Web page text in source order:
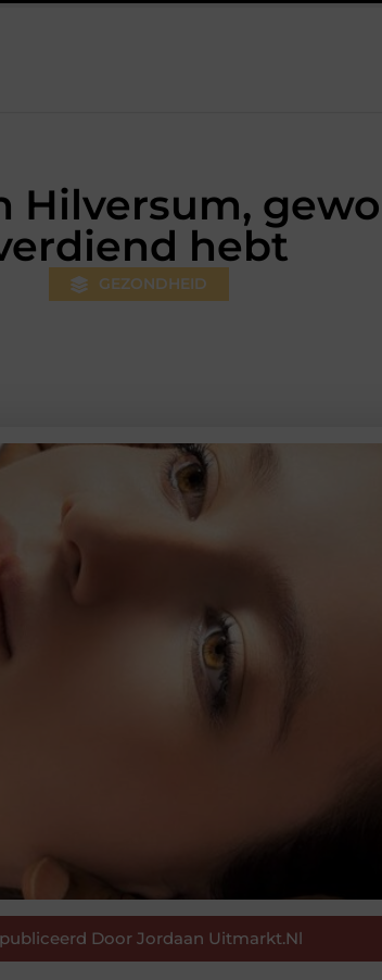
hulp bij pijn en bewegingsklachten
Hilversum,
hebt
GEZONDHEID
Door Jordaan Uitmarkt.nl